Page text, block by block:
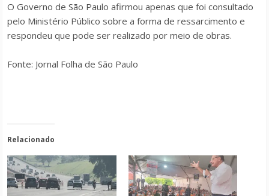
O Governo de São Paulo afirmou apenas que foi consultado
pelo Ministério Público sobre a forma de ressarcimento e
respondeu que pode ser realizado por meio de obras.
Fonte: Jornal Folha de São Paulo
Relacionado